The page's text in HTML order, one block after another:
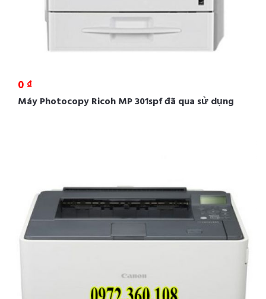
0 ₫
Máy Photocopy Ricoh MP 301spf đã qua sử dụng